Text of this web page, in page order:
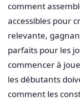
comment
accessibles pour
relevante,
parfaits pour les
commencer à
les débutants
comment les